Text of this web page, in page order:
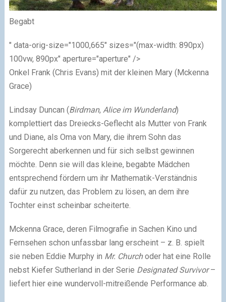
Begabt
" data-orig-size="1000,665" sizes="(max-width: 890px)
100vw, 890px" aperture="aperture" />
Onkel Frank (Chris Evans) mit der kleinen Mary (Mckenna
Grace)
Lindsay Duncan (Birdman, Alice im Wunderland)
komplettiert das Dreiecks-Geflecht als Mutter von Frank
und Diane, als Oma von Mary, die ihrem Sohn das
Sorgerecht aberkennen und für sich selbst gewinnen
möchte. Denn sie will das kleine, begabte Mädchen
entsprechend fördern um ihr Mathematik-Verständnis
dafür zu nutzen, das Problem zu lösen, an dem ihre
Tochter einst scheinbar scheiterte.
Mckenna Grace, deren Filmografie in Sachen Kino und
Fernsehen schon unfassbar lang erscheint – z. B. spielt
sie neben Eddie Murphy in Mr. Churchoder hat eine Rolle
nebst Kiefer Sutherland in der Serie Designated Survivor–
liefert hier eine wundervoll-mitreißende Performance ab.